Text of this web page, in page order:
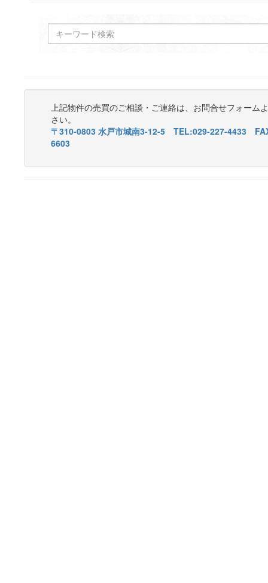
上記物件の売買のご相談・ご連絡は、お問合せフォーム
さい。
〒310-0803 水戸市城南3-12-5 TEL:029-227-4433
6603